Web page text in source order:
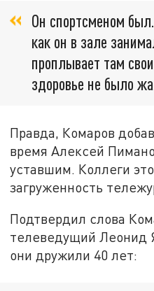
Он спортсменом
как он в зале
проплывает там
здоровье не было
Правда, Комаров
время Алексей
уставшим. Коллеги
загруженность
Подтвердил слова
телеведущий Леонид
они дружили 40 лет: